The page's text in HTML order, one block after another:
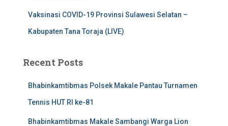
Vaksinasi COVID-19 Provinsi Sulawesi Selatan –
Kabupaten Tana Toraja (LIVE)
Recent Posts
Bhabinkamtibmas Polsek Makale Pantau Turnamen
Tennis HUT RI ke-81
Bhabinkamtibmas Makale Sambangi Warga Lion